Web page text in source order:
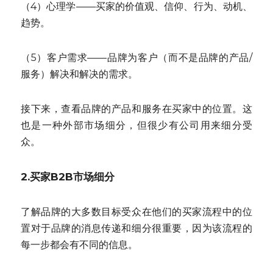
（4）心理学——买家的价值观、信仰、行为、动机、
趋势。
（5）客户需求——品牌为客户（而不是品牌的产品/
服务）解决和解决的需求。
接下来，查看品牌的产品和服务在买家中的位置。这
也是一种外部市场细分，但很少有公司用来细分受
众。
2.买家B2B市场细分
了解品牌的大多数目标受众在他们的买家流程中的位
置对于品牌的消息传递和细分很重要，因为该流程的
每一步都会有不同的信息。